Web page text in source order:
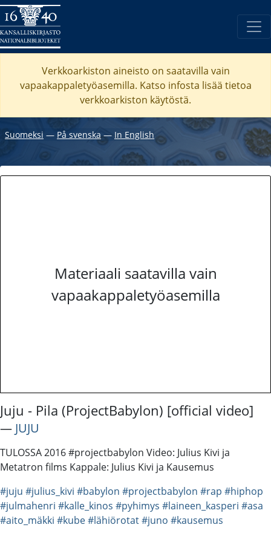
Verkkoarkiston aineisto on saatavilla vain
vapaakappaletyöasemilla. Katso infosta lisää tietoa
verkkoarkiston käytöstä.
Suomeksi ― På svenska― In English
Materiaali saatavilla vain
vapaakappaletyöasemilla
Juju - Pila (ProjectBabylon) [official video]
― JUJU
TULOSSA 2016 #projectbabylon Video: Julius Kivi ja
Metatron films Kappale: Julius Kivi ja Kausemus
#juju #julius_kivi #babylon #projectbabylon #rap #hiphop
#julmahenri #kalle_kinos #pyhimys #laineen_kasperi #asa
#aito_mäkki #kube#lähiörotat#juno #kausemus